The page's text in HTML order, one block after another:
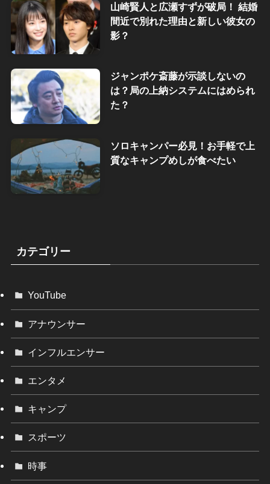
山崎賢人と広瀬すずが破局！ 結婚
間近で別れた理由と新しい彼女の
影？
ジャンポケ斎藤が示談しないの
は？局の上納システムにはめられ
た？
ソロキャンパー必見！お手軽で上
質なキャンプめしが食べたい
カテゴリー
YouTube
アナウンサー
インフルエンサー
エンタメ
キャンプ
スポーツ
時事